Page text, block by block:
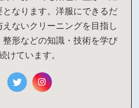
なります。洋服にできるだ
ないクリーニングを目指し
整形などの知識・技術を学び
けています。